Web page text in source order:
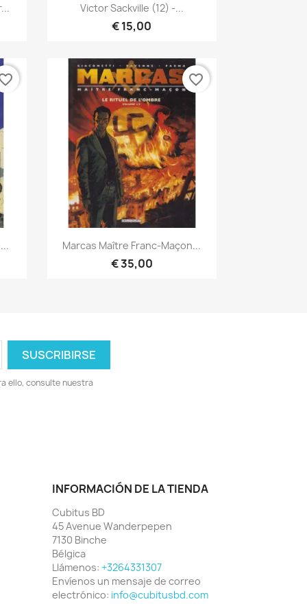
Vista rápida
Victor Sackville (12) -...
€ 15,00
Vista rápida
Marcas Maître Franc-Maçon...
€ 35,00
favorite_border
ello, consulte nuestra
INFORMACIÓN DE LA TIENDA
Cubitus BD
45 Avenue Wanderpepen
7130 Binche
Bélgica
Llámenos: +3264331307
Envíenos un mensaje de correo
electrónico: info@cubitusbd.com